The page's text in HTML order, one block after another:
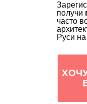
получи
часто
Руси